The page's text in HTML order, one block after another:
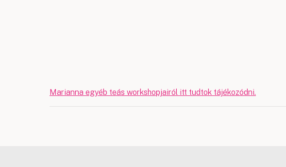
Marianna egyéb teás workshopjairól itt tudtok tájékozódni.